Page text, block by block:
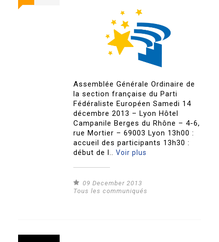
Assemblée Générale Ordinaire de
la section française du Parti
Fédéraliste Européen Samedi 14
décembre 2013 – Lyon Hôtel
Campanile Berges du Rhône – 4-6,
rue Mortier – 69003 Lyon 13h00 :
accueil des participants 13h30 :
début de l..Voir plus
09 December 2013
Tous les communiqués